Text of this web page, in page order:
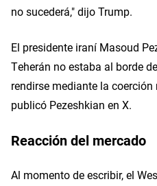
no sucederá," dijo Trump.
El presidente iraní Masoud
Teherán no estaba al borde
rendirse mediante la
publicó Pezeshkian en X.
Reacción del mercado
Al momento de escribir, el